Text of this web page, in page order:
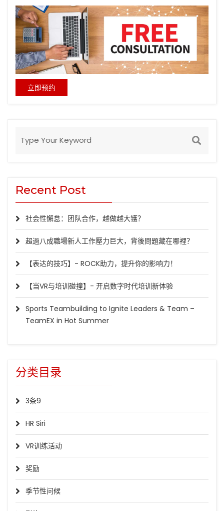
立即预约
Recent Post
社会性懈怠：团队合作，越做越大镬？
超過八成職場新人工作壓力巨大，背後問題藏在哪裡？
【表达的技巧】- ROCK助力，提升你的影响力！
【当VR与培训碰撞】- 开启数字时代培训新体验
Sports Teambuilding to Ignite Leaders & Team –
TeamEX in Hot Summer
分类目录
3条9
HR Siri
VR训练活动
奖励
季节性问候